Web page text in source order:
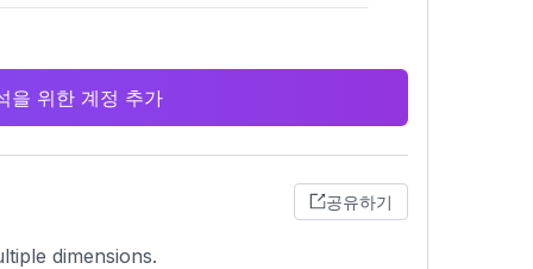
을 위한 계정 추가
공유하기
dimensions.